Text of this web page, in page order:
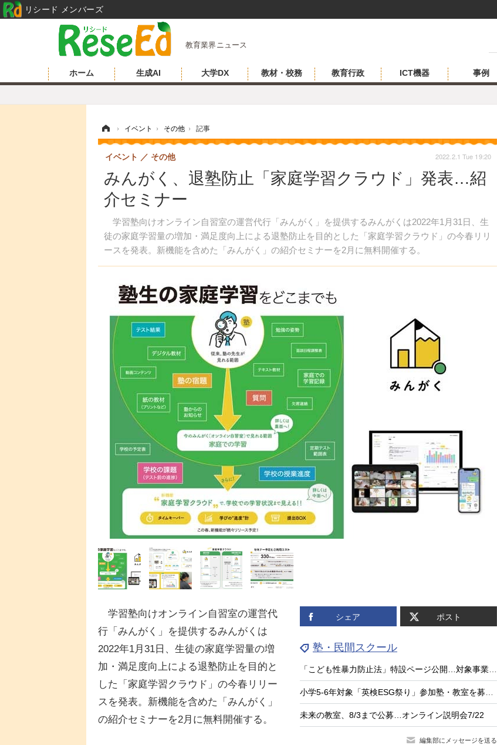
教育業界ニュース
ホーム 生成AI 大学DX 教材・校務 教育行政 ICT機器 事例
› イベント › その他 › 記事
みんがく、退塾防止「家庭学習クラウド」発表…紹
介セミナー
学習塾向けオンライン自習室の運営代行「みんがく」を提供するみんがくは2022年1月31日、生
徒の家庭学習量の増加・満足度向上による退塾防止を目的とした「家庭学習クラウド」の今春リリ
ースを発表。新機能を含めた「みんがく」の紹介セミナーを2月に無料開催する。
イベント その他 2022.2.1 Tue 19:20
シェア ポスト
塾・民間スクール
「こども性暴力防止法」特設ページ公開…対象事業者や防犯カメラ設置を解説
小学5-6年対象「英検ESG祭り」参加塾・教室を募集、受験料無料
未来の教室、8/3まで公募…オンライン説明会7/22
編集部にメッセージを送る
学習塾向けオンライン自習室の運営代
行「みんがく」を提供するみんがくは
2022年1月31日、生徒の家庭学習量の増
加・満足度向上による退塾防止を目的と
した「家庭学習クラウド」の今春リリー
スを発表。新機能を含めた「みんがく」
の紹介セミナーを2月に無料開催する。
リシード メンバーズ